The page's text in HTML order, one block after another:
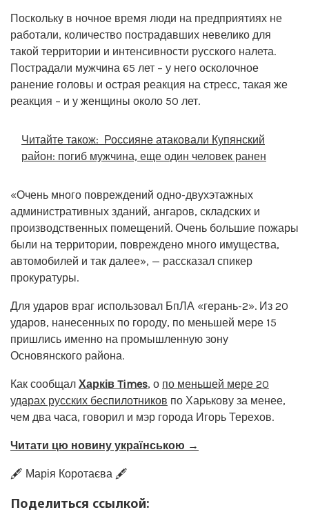
Поскольку в ночное время люди на предприятиях не
работали, количество пострадавших невелико для
такой территории и интенсивности русского налета.
Пострадали мужчина 65 лет – у него осколочное
ранение головы и острая реакция на стресс, такая же
реакция – и у женщины около 50 лет.
Читайте також: Россияне атаковали Купянский
район: погиб мужчина, еще один человек ранен
«Очень много повреждений одно-двухэтажных
административных зданий, ангаров, складских и
производственных помещений. Очень большие пожары
были на территории, повреждено много имущества,
автомобилей и так далее», — рассказал спикер
прокуратуры.
Для ударов враг использовал БпЛА «герань-2». Из 20
ударов, нанесенных по городу, по меньшей мере 15
пришлись именно на промышленную зону
Основянского района.
Как сообщал Харків Times, о по меньшей мере 20
ударах русских беспилотников по Харькову за менее,
чем два часа, говорил и мэр города Игорь Терехов.
Читати цю новину українською →
🖋️ Марія Коротаєва 🖋️
Поделиться ссылкой: